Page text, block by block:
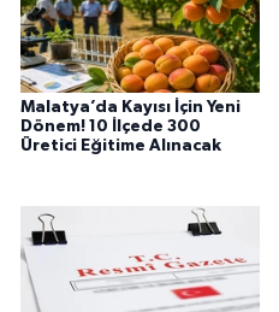
Malatya’da Kayısı İçin Yeni
Dönem! 10 İlçede 300
Üretici Eğitime Alınacak